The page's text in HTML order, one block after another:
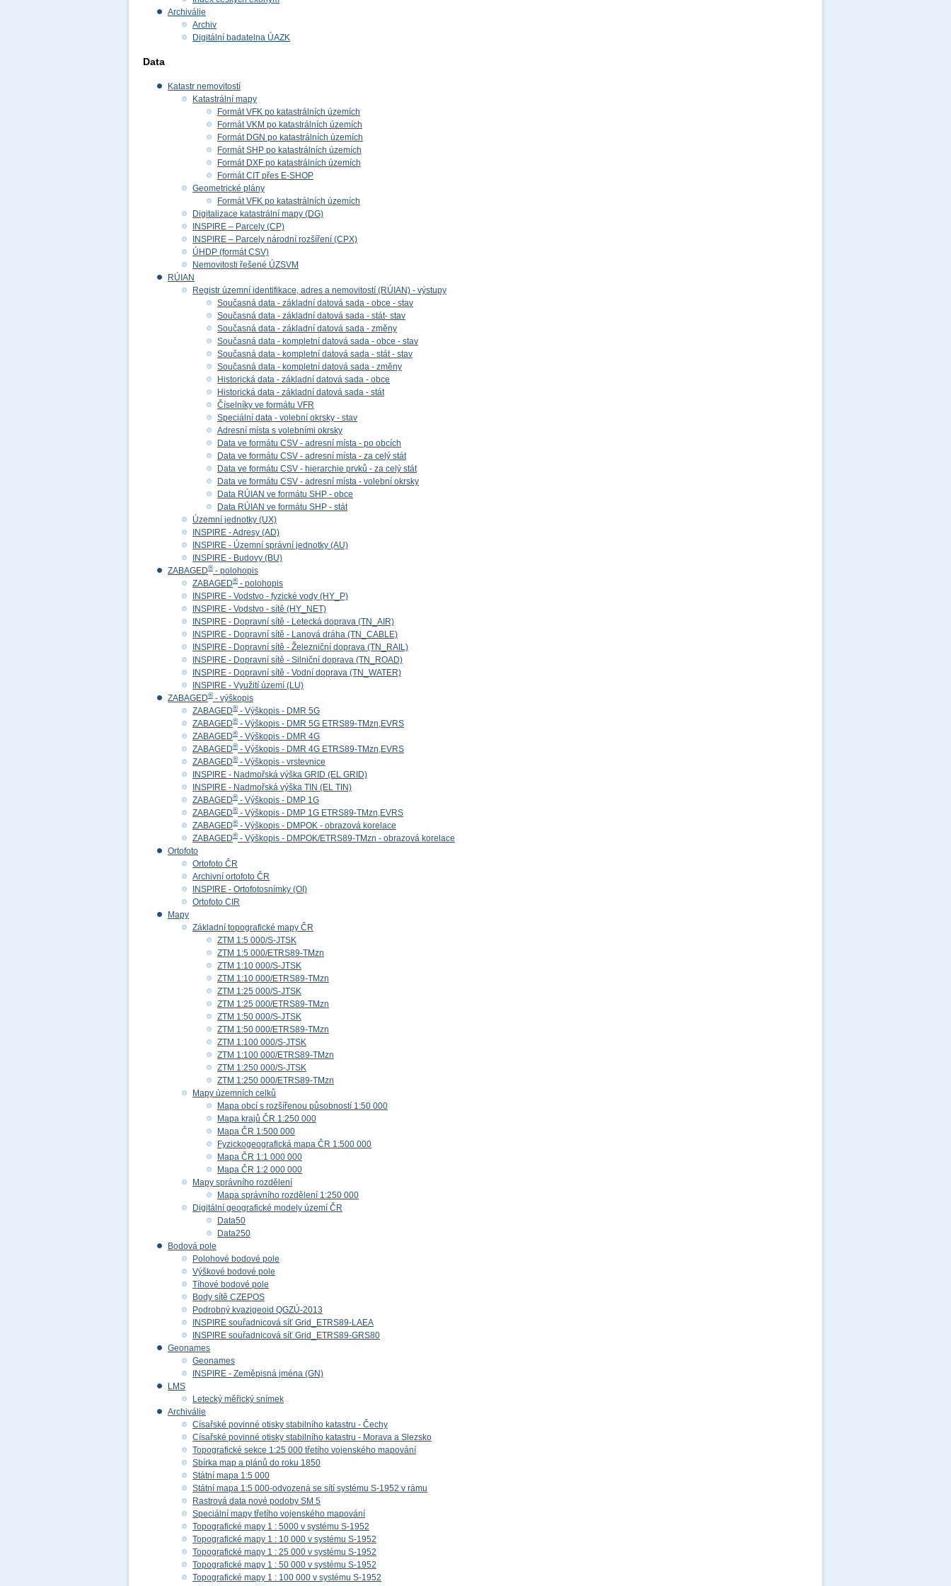
Archiválie
Archiv
Digitální badatelna ÚAZK
Data
Katastr nemovitostí
Katastrální mapy
Formát VFK po katastrálních územích
Formát VKM po katastrálních územích
Formát DGN po katastrálních územích
Formát SHP po katastrálních územích
Formát DXF po katastrálních územích
Formát CIT přes E-SHOP
Geometrické plány
Formát VFK po katastrálních územích
Digitalizace katastrální mapy (DG)
INSPIRE – Parcely (CP)
INSPIRE – Parcely národní rozšíření (CPX)
ÚHDP (formát CSV)
Nemovitosti řešené ÚZSVM
RÚIAN
Registr územní identifikace, adres a nemovitostí (RÚIAN) - výstupy
Současná data - základní datová sada - obce - stav
Současná data - základní datová sada - stát- stav
Současná data - základní datová sada - změny
Současná data - kompletní datová sada - obce - stav
Současná data - kompletní datová sada - stát - stav
Současná data - kompletní datová sada - změny
Historická data - základní datová sada - obce
Historická data - základní datová sada - stát
Číselníky ve formátu VFR
Speciální data - volební okrsky - stav
Adresní místa s volebními okrsky
Data ve formátu CSV - adresní místa - po obcích
Data ve formátu CSV - adresní místa - za celý stát
Data ve formátu CSV - hierarchie prvků - za celý stát
Data ve formátu CSV - adresní místa - volební okrsky
Data RÚIAN ve formátu SHP - obce
Data RÚIAN ve formátu SHP - stát
Územní jednotky (UX)
INSPIRE - Adresy (AD)
INSPIRE - Územní správní jednotky (AU)
INSPIRE - Budovy (BU)
ZABAGED®- polohopis
ZABAGED®- polohopis
INSPIRE - Vodstvo - fyzické vody (HY_P)
INSPIRE - Vodstvo - sítě (HY_NET)
INSPIRE - Dopravní sítě - Letecká doprava (TN_AIR)
INSPIRE - Dopravní sítě - Lanová dráha (TN_CABLE)
INSPIRE - Dopravní sítě - Železniční doprava (TN_RAIL)
INSPIRE - Dopravní sítě - Silniční doprava (TN_ROAD)
INSPIRE - Dopravní sítě - Vodní doprava (TN_WATER)
INSPIRE - Využití území (LU)
ZABAGED®- výškopis
ZABAGED®- Výškopis - DMR 5G
ZABAGED®- Výškopis - DMR 5G ETRS89-TMzn,EVRS
ZABAGED®- Výškopis - DMR 4G
ZABAGED®- Výškopis - DMR 4G ETRS89-TMzn,EVRS
ZABAGED®- Výškopis - vrstevnice
INSPIRE - Nadmořská výška GRID (EL GRID)
INSPIRE - Nadmořská výška TIN (EL TIN)
ZABAGED®- Výškopis - DMP 1G
ZABAGED®- Výškopis - DMP 1G ETRS89-TMzn,EVRS
ZABAGED®- Výškopis - DMPOK - obrazová korelace
ZABAGED®- Výškopis - DMPOK/ETRS89-TMzn - obrazová korelace
Ortofoto
Ortofoto ČR
Archivní ortofoto ČR
INSPIRE - Ortofotosnímky (OI)
Ortofoto CIR
Mapy
Základní topografické mapy ČR
ZTM 1:5 000/S-JTSK
ZTM 1:5 000/ETRS89-TMzn
ZTM 1:10 000/S-JTSK
ZTM 1:10 000/ETRS89-TMzn
ZTM 1:25 000/S-JTSK
ZTM 1:25 000/ETRS89-TMzn
ZTM 1:50 000/S-JTSK
ZTM 1:50 000/ETRS89-TMzn
ZTM 1:100 000/S-JTSK
ZTM 1:100 000/ETRS89-TMzn
ZTM 1:250 000/S-JTSK
ZTM 1:250 000/ETRS89-TMzn
Mapy územních celků
Mapa obcí s rozšířenou působností 1:50 000
Mapa krajů ČR 1:250 000
Mapa ČR 1:500 000
Fyzickogeografická mapa ČR 1:500 000
Mapa ČR 1:1 000 000
Mapa ČR 1:2 000 000
Mapy správního rozdělení
Mapa správního rozdělení 1:250 000
Digitální geografické modely území ČR
Data50
Data250
Bodová pole
Polohové bodové pole
Výškové bodové pole
Tíhové bodové pole
Body sítě CZEPOS
Podrobný kvazigeoid QGZÚ-2013
INSPIRE souřadnicová síť Grid_ETRS89-LAEA
INSPIRE souřadnicová síť Grid_ETRS89-GRS80
Geonames
Geonames
INSPIRE - Zeměpisná jména (GN)
LMS
Letecký měřický snímek
Archiválie
Císařské povinné otisky stabilního katastru - Čechy
Císařské povinné otisky stabilního katastru - Morava a Slezsko
Topografické sekce 1:25 000 třetího vojenského mapování
Sbírka map a plánů do roku 1850
Státní mapa 1:5 000
Státní mapa 1:5 000-odvozená se sítí systému S-1952 v rámu
Rastrová data nové podoby SM 5
Speciální mapy třetího vojenského mapování
Topografické mapy 1 : 5000 v systému S-1952
Topografické mapy 1 : 10 000 v systému S-1952
Topografické mapy 1 : 25 000 v systému S-1952
Topografické mapy 1 : 50 000 v systému S-1952
Topografické mapy 1 : 100 000 v systému S-1952